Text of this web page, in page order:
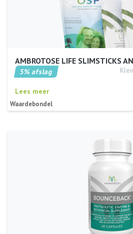
AMBROTOSE LIFE SLIMSTICKS
5% afslag
Lees meer
Waardebondel